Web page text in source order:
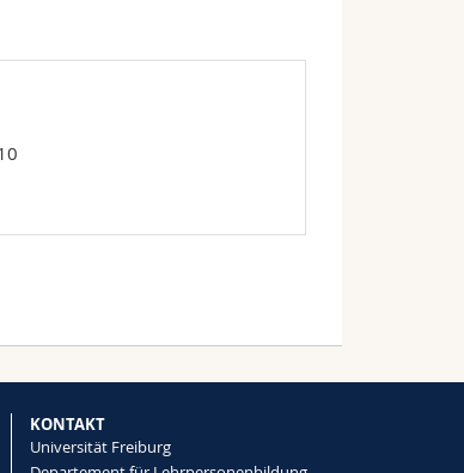
KONTAKT
Universität Freiburg